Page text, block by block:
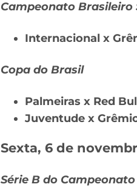
Campeonato Brasileiro
Internacional x
Copa do Brasil
Palmeiras x Red
Juventude x
Sexta, 6 de
Série B do